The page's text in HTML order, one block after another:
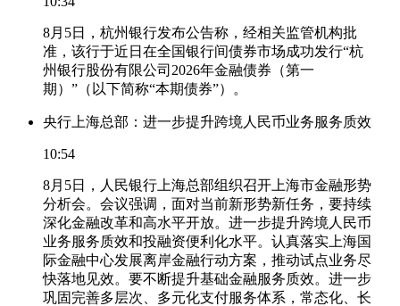
8月5日，杭州银行发布公告称，经相关监管机构批
准，该行于近日在全国银行间债券市场成功发行“杭
州银行股份有限公司2026年金融债券（第一
期）”（以下简称“本期债券”）。
央行上海总部：进一步提升跨境人民币业务服务质效
10:54
8月5日，人民银行上海总部组织召开上海市金融形势
分析会。会议强调，面对当前新形势新任务，要持续
深化金融改革和高水平开放。进一步提升跨境人民币
业务服务质效和投融资便利化水平。认真落实上海国
际金融中心发展离岸金融行动方案，推动试点业务尽
快落地见效。要不断提升基础金融服务质效。进一步
巩固完善多层次、多元化支付服务体系，常态化、长